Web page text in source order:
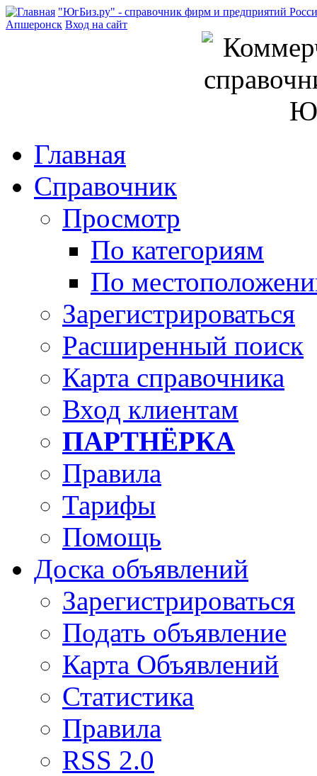
"ЮгБиз.ру" - справочник фирм и предприятий
Апшеронск Вход на сайт
Главная
Справочник
Просмотр
По категориям
По
Зарегистрироваться
Расширенный поиск
Карта справочника
Вход клиентам
ПАРТНЁРКА
Правила
Тарифы
Помощь
Доска объявлений
Зарегистрироваться
Подать объявление
Карта Объявлений
Статистика
Правила
RSS 2.0